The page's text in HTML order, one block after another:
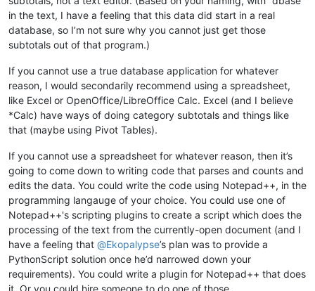
in the text, I have a feeling that this data did start in a real
database, so I’m not sure why you cannot just get those
subtotals out of that program.)
If you cannot use a true database application for whatever
reason, I would secondarily recommend using a spreadsheet,
like Excel or OpenOffice/LibreOffice Calc. Excel (and I believe
*Calc) have ways of doing category subtotals and things like
that (maybe using Pivot Tables).
If you cannot use a spreadsheet for whatever reason, then it’s
going to come down to writing code that parses and counts and
edits the data. You could write the code using Notepad++, in the
programming langauge of your choice. You could use one of
Notepad++'s scripting plugins to create a script which does the
processing of the text from the currently-open document (and I
have a feeling that @Ekopalypse’s plan was to provide a
PythonScript solution once he’d narrowed down your
requirements). You could write a plugin for Notepad++ that does
it. Or you could hire someone to do one of those.